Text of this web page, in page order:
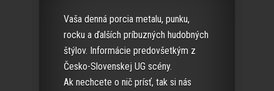
Vaša denná porcia metalu, punku,
rocku a ďalších príbuzných hudobných
štýlov. Informácie predovšetkým z
Česko-Slovenskej UG scény.
Ak nechcete o nič prísť, tak si nás